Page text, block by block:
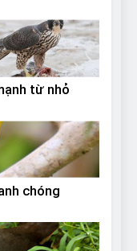
từ nhỏ
chóng